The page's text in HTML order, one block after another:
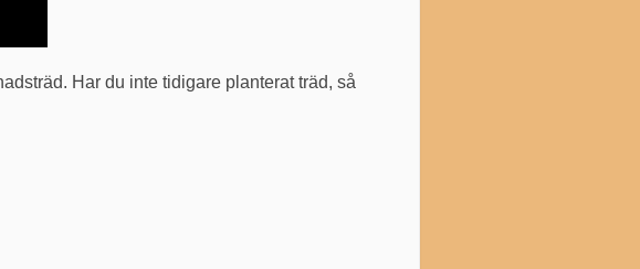
Har du inte tidigare planterat träd, så